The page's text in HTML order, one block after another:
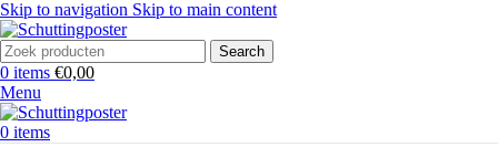
Skip to navigation Skip to main content
Search
0 items €0,00
Menu
0 items